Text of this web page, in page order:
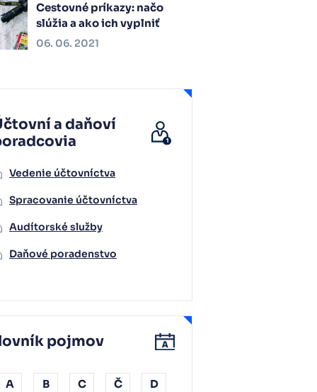
Cestovné príkazy: načo
slúžia a ako ich vyplniť
06. 06. 2021
a daňoví
Vedenie účtovníctva
Spracovanie účtovníctva
Audítorské služby
Daňové poradenstvo
pojmov
A B C Č D